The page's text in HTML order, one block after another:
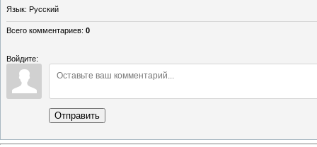
Язык: Русский
Всего комментариев: 0
Войдите:
Отправить